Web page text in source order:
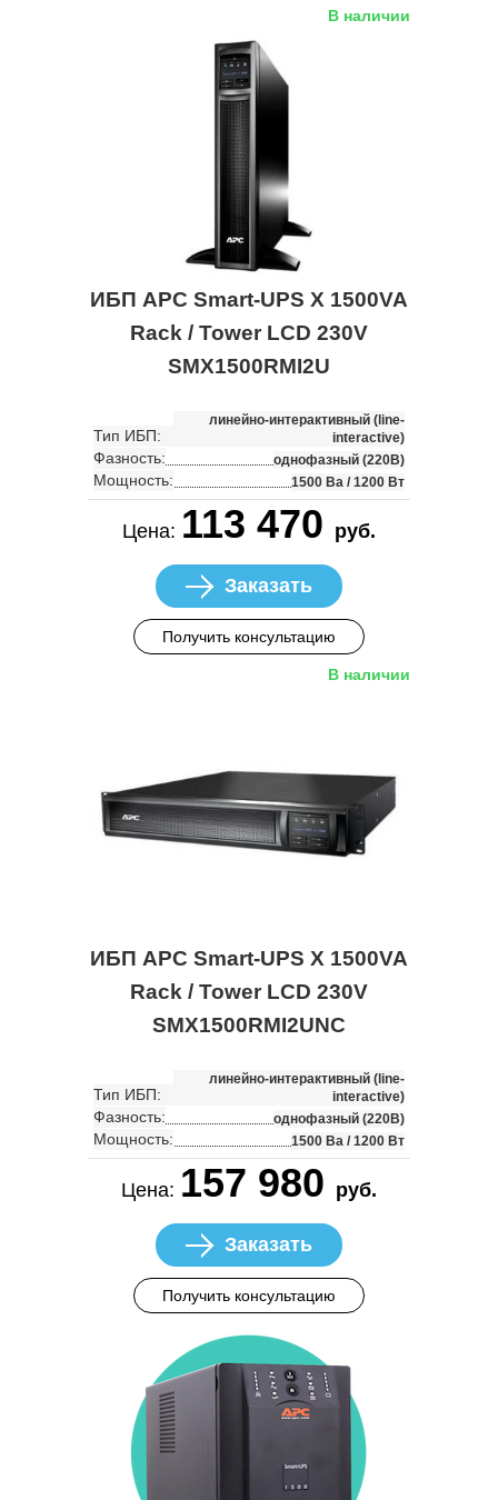
В наличии
ИБП APC Smart-UPS X 1500VA
Rack / Tower LCD 230V
SMX1500RMI2U
Тип ИБП:
линейно-интерактивный (line-
interactive)
Фазность: однофазный (220В)
Мощность: 1500 Ва / 1200 Вт
Цена: 113 470 руб.
Заказать
Получить консультацию
В наличии
ИБП APC Smart-UPS X 1500VA
Rack / Tower LCD 230V
SMX1500RMI2UNC
Тип ИБП:
линейно-интерактивный (line-
interactive)
Фазность: однофазный (220В)
Мощность: 1500 Ва / 1200 Вт
Цена: 157 980 руб.
Заказать
Получить консультацию